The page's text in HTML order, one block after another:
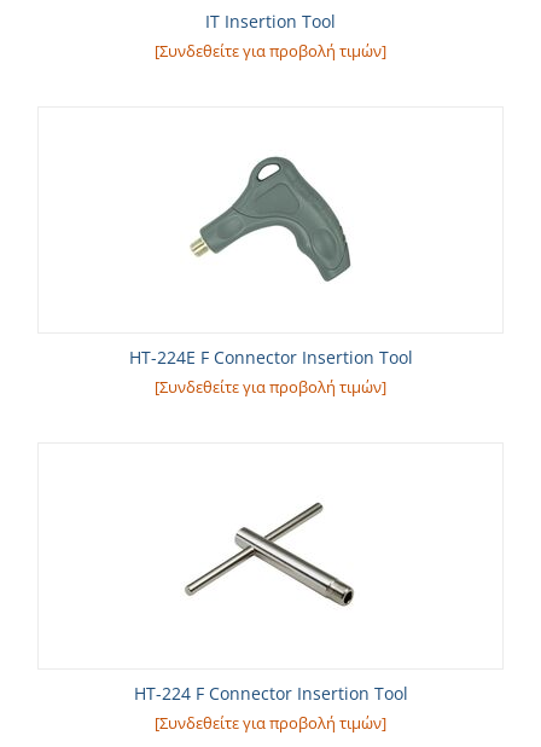
IT Insertion Tool
[Συνδεθείτε για προβολή τιμών]
HT-224E F Connector Insertion Tool
[Συνδεθείτε για προβολή τιμών]
HT-224 F Connector Insertion Tool
[Συνδεθείτε για προβολή τιμών]